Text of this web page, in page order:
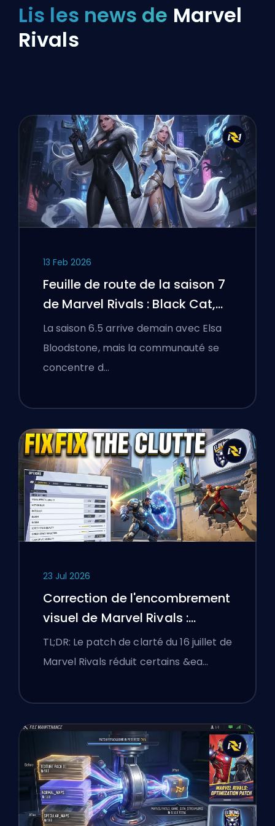
Lis les news de Marvel
Rivals
13 Feb 2026
Feuille de route de la saison 7
de Marvel Rivals : Black Cat,
White Fox, et l'événement
Monsters Take Manhattan
La saison 6.5 arrive demain avec Elsa
Bloodstone, mais la communauté se
concentre d…
23 Jul 2026
Correction de l'encombrement
visuel de Marvel Rivals :
Meilleurs réglages compétitifs
après le patch du 16 juillet
TL;DR: Le patch de clarté du 16 juillet de
Marvel Rivals réduit certains &ea…